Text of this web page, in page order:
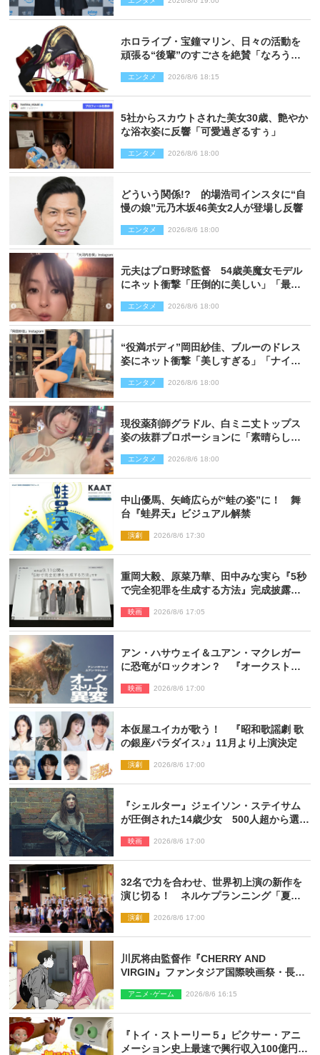
かった」
ホロライブ・宝鐘マリン、日々の活動を
頑張る“後輩”のすごさを絶賛「なろう系
エンタメ 2026/8/6 18:15
5社からスカウトされた美女30歳、艶やか
な浴衣姿に反響「可愛過ぎるすぅ」
エンタメ 2026/8/6 18:00
どういう関係!? 的場浩司インスタに“自
慢の娘”元乃木坂46美女2人が登場し反響
エンタメ 2026/8/6 18:00
元夫はプロ野球監督 54歳美魔女モデル
にネット衝撃「圧倒的に美しい」「最強
エンタメ 2026/8/6 18:00
“役満ボディ”岡田紗佳、ブルーのドレス
姿にネット衝撃「美しすぎる」「ナイ
エンタメ 2026/8/6 18:00
現役薬剤師グラドル、白ミニ丈トップス
姿の抜群プロポーションに「素晴らしす
エンタメ 2026/8/6 18:00
中山優馬、矢崎広らが“蛙の姿”に！ 舞
台『蛙昇天』ビジュアル解禁
演劇 2026/8/6 17:30
重岡大毅、原菜乃華、田中みな実ら『5秒
で完全犯罪を生成する方法』完成披露に
映画 2026/8/6 17:05
アン・ハサウェイ＆ユアン・マクレガー
に恐竜がロックオン？ 『オークストリ
解禁
映画 2026/8/6 17:00
本仮屋ユイカが歌う！ 『昭和歌謡劇 歌
の銀座パラダイス♪』11月より上演決定
演劇 2026/8/6 17:00
『シェルター』ジェイソン・ステイサム
が圧倒された14歳少女 500人超から選出
とは
映画 2026/8/6 17:00
32名で力を合わせ、世界初上演の新作を
演じ切る！ ネルケプランニング「夏休
ト【最終日】
演劇 2026/8/6 17:00
川尻将由監督作『CHERRY AND
VIRGIN』ファンタジア国際映画祭・長編
アニメ･ゲーム 2026/8/6 16:15
『トイ・ストーリー５』ピクサー・アニ
メーション史上最速で興行収入100億円突